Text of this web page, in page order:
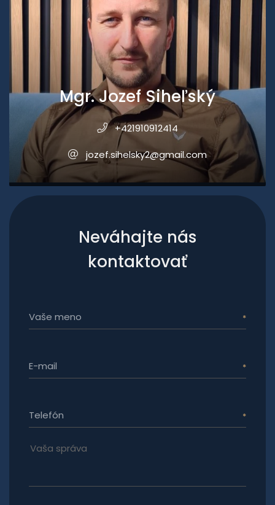
Mgr. Jozef Siheľský
+421910912414
jozef.sihelsky2@gmail.com
Neváhajte nás
kontaktovať
Vaše meno
E-mail
Telefón